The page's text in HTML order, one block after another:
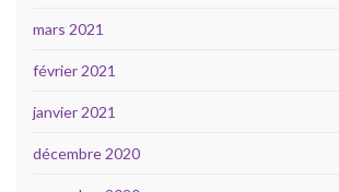
mars 2021
février 2021
janvier 2021
décembre 2020